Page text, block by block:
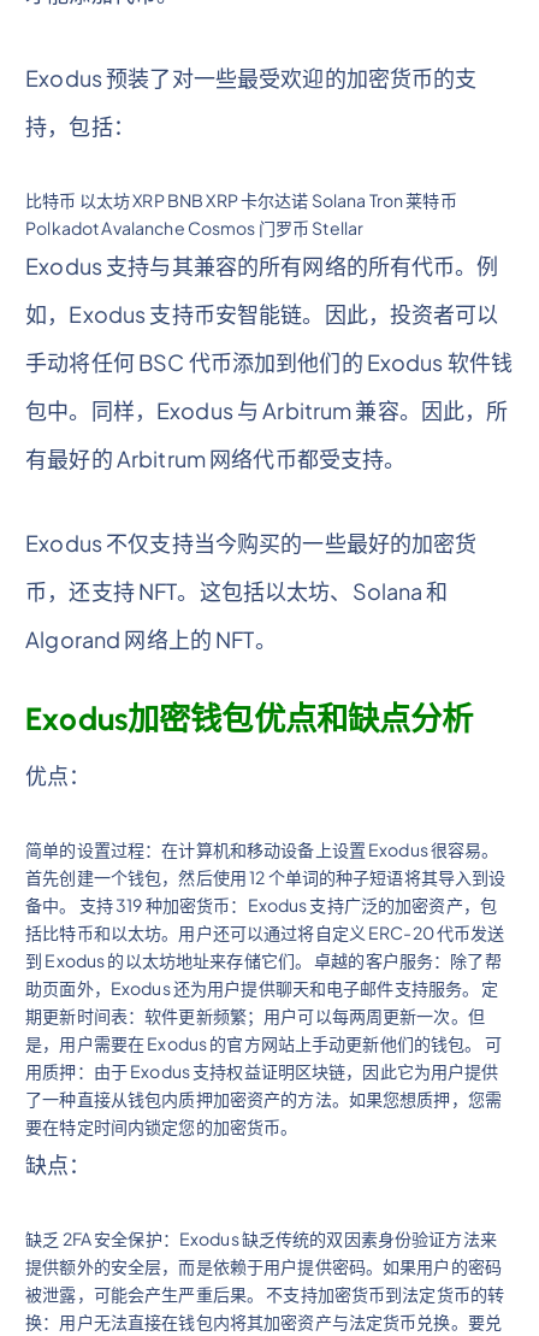
Exodus 预装了对一些最受欢迎的加密货币的支
持，包括：
比特币 以太坊 XRP BNB XRP 卡尔达诺 Solana Tron 莱特币
Polkadot Avalanche Cosmos 门罗币 Stellar
Exodus 支持与其兼容的所有网络的所有代币。例
如，Exodus 支持币安智能链。因此，投资者可以
手动将任何 BSC 代币添加到他们的 Exodus 软件钱
包中。同样，Exodus 与 Arbitrum 兼容。因此，所
有最好的 Arbitrum 网络代币都受支持。
Exodus 不仅支持当今购买的一些最好的加密货
币，还支持 NFT。这包括以太坊、Solana 和
Algorand 网络上的 NFT。
Exodus加密钱包优点和缺点分析
优点：
简单的设置过程：在计算机和移动设备上设置 Exodus 很容易。
首先创建一个钱包，然后使用 12 个单词的种子短语将其导入到设
备中。 支持 319 种加密货币：Exodus 支持广泛的加密资产，包
括比特币和以太坊。用户还可以通过将自定义 ERC-20 代币发送
到 Exodus 的以太坊地址来存储它们。 卓越的客户服务：除了帮
助页面外，Exodus 还为用户提供聊天和电子邮件支持服务。 定
期更新时间表：软件更新频繁；用户可以每两周更新一次。但
是，用户需要在 Exodus 的官方网站上手动更新他们的钱包。 可
用质押：由于 Exodus 支持权益证明区块链，因此它为用户提供
了一种直接从钱包内质押加密资产的方法。如果您想质押，您需
要在特定时间内锁定您的加密货币。
缺点：
缺乏 2FA 安全保护：Exodus 缺乏传统的双因素身份验证方法来
提供额外的安全层，而是依赖于用户提供密码。如果用户的密码
被泄露，可能会产生严重后果。 不支持加密货币到法定货币的转
换：用户无法直接在钱包内将其加密资产与法定货币兑换。要兑